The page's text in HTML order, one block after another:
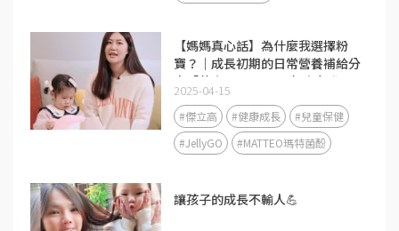
【媽媽真心話】為什麼我選擇粉
寶？｜成長初期的日常營養補給分
享「黃金1000天」是免疫力發展
的關鍵期❤️
2025-04-15
#傑立高 #健康成長
#兒童保健
#JellyGO
#MATTEO瑪特菌酚
讓孩子的成長不輸人💪